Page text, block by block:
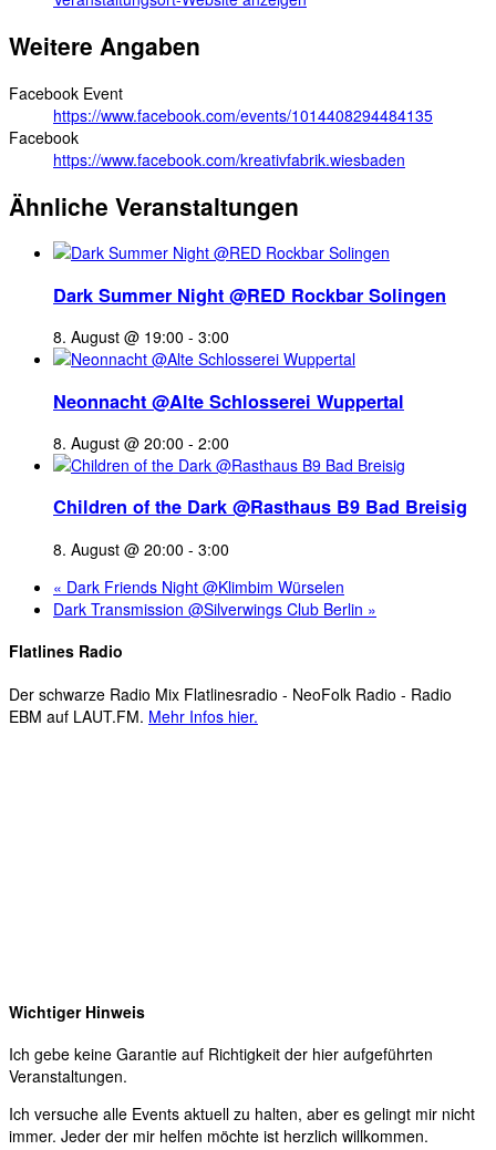
Weitere Angaben
Facebook Event
https://www.facebook.com/events/1014408294484135
Facebook
https://www.facebook.com/kreativfabrik.wiesbaden
Ähnliche Veranstaltungen
Dark Summer Night @RED Rockbar Solingen
8. August @ 19:00 - 3:00
Neonnacht @Alte Schlosserei Wuppertal
8. August @ 20:00 - 2:00
Children of the Dark @Rasthaus B9 Bad Breisig
8. August @ 20:00 - 3:00
« Dark Friends Night @Klimbim Würselen
Dark Transmission @Silverwings Club Berlin »
Flatlines Radio
Der schwarze Radio Mix Flatlinesradio - NeoFolk Radio - Radio
EBM auf LAUT.FM. Mehr Infos hier.
Wichtiger Hinweis
Ich gebe keine Garantie auf Richtigkeit der hier aufgeführten
Veranstaltungen.
Ich versuche alle Events aktuell zu halten, aber es gelingt mir nicht
immer. Jeder der mir helfen möchte ist herzlich willkommen.